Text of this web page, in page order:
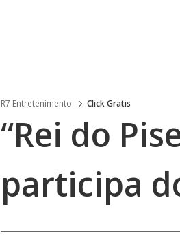
R7 Entretenimento Click Gratis
“Rei do
participa